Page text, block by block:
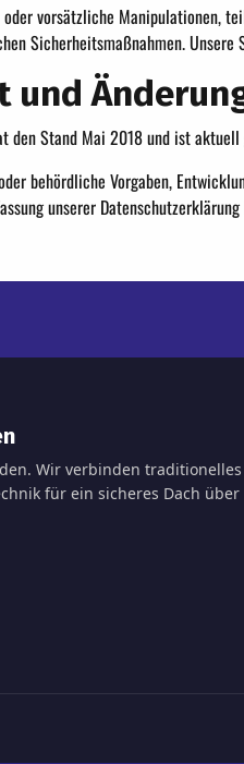
vorsätzliche Manipulationen,
Sicherheitsmaßnahmen.
und
den Stand Mai 2018 und ist
behördliche Vorgaben,
unserer
Wir verbinden traditionelles
für ein sicheres Dach über